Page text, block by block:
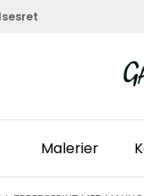
Malerier